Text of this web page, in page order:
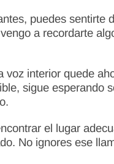
puedes sentirte
a recordarte
interior quede
sigue esperando
el lugar
No ignores ese